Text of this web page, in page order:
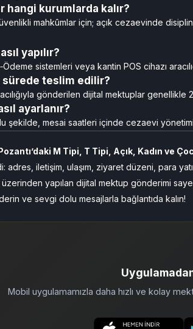
hangi kurumlarda kalır?
mahkûmlar için; açık cezaevinde
yapılır?
sistemleri veya kantin POS cihazı
sürede teslim edilir?
gönderilen dijital mektuplar genellikle
ayarlanır?
şekilde, mesai saatleri içinde cezaevi
M Tipi, T Tipi, Açık, Kadın ve
adres, iletişim, ulaşım, ziyaret düzeni, para
üzerinden yapılan dijital mektup gönderimi
ve sevgi dolu mesajlarla bağlantıda kalın!
Mobil uygulamamızla daha hızlı ve kolay